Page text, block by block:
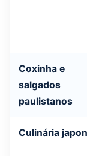
Coxinha e
salgados
paulistanos
Culinária